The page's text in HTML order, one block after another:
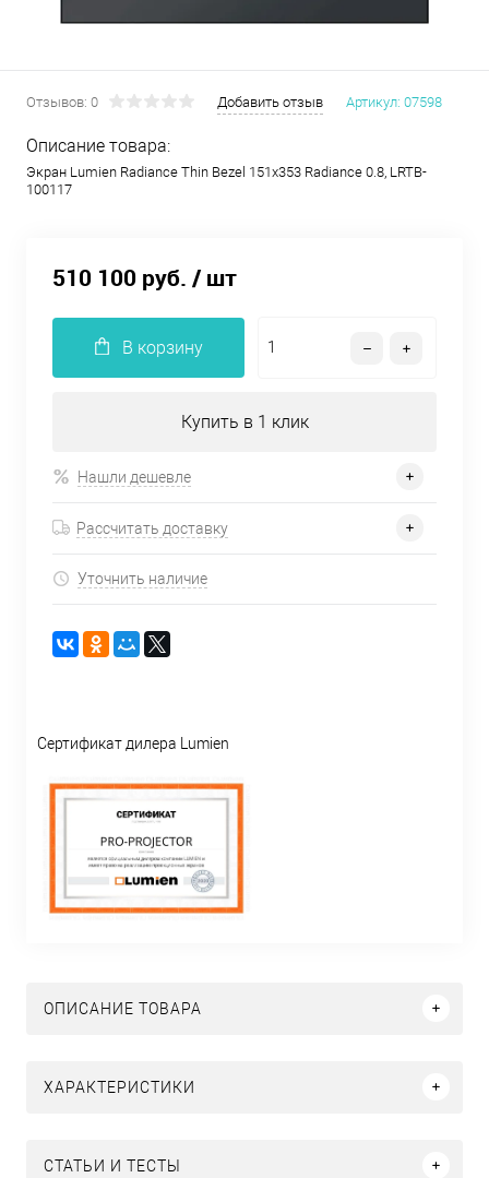
Отзывов: 0 Добавить отзыв Артикул: 07598
Описание товара:
Экран Lumien Radiance Thin Bezel 151x353 Radiance 0.8, LRTB-
100117
510 100 руб. / шт
В корзину
Купить в 1 клик
Нашли дешевле
Рассчитать доставку
Уточнить наличие
Сертификат дилера Lumien
ОПИСАНИЕ ТОВАРА
ХАРАКТЕРИСТИКИ
СТАТЬИ И ТЕСТЫ